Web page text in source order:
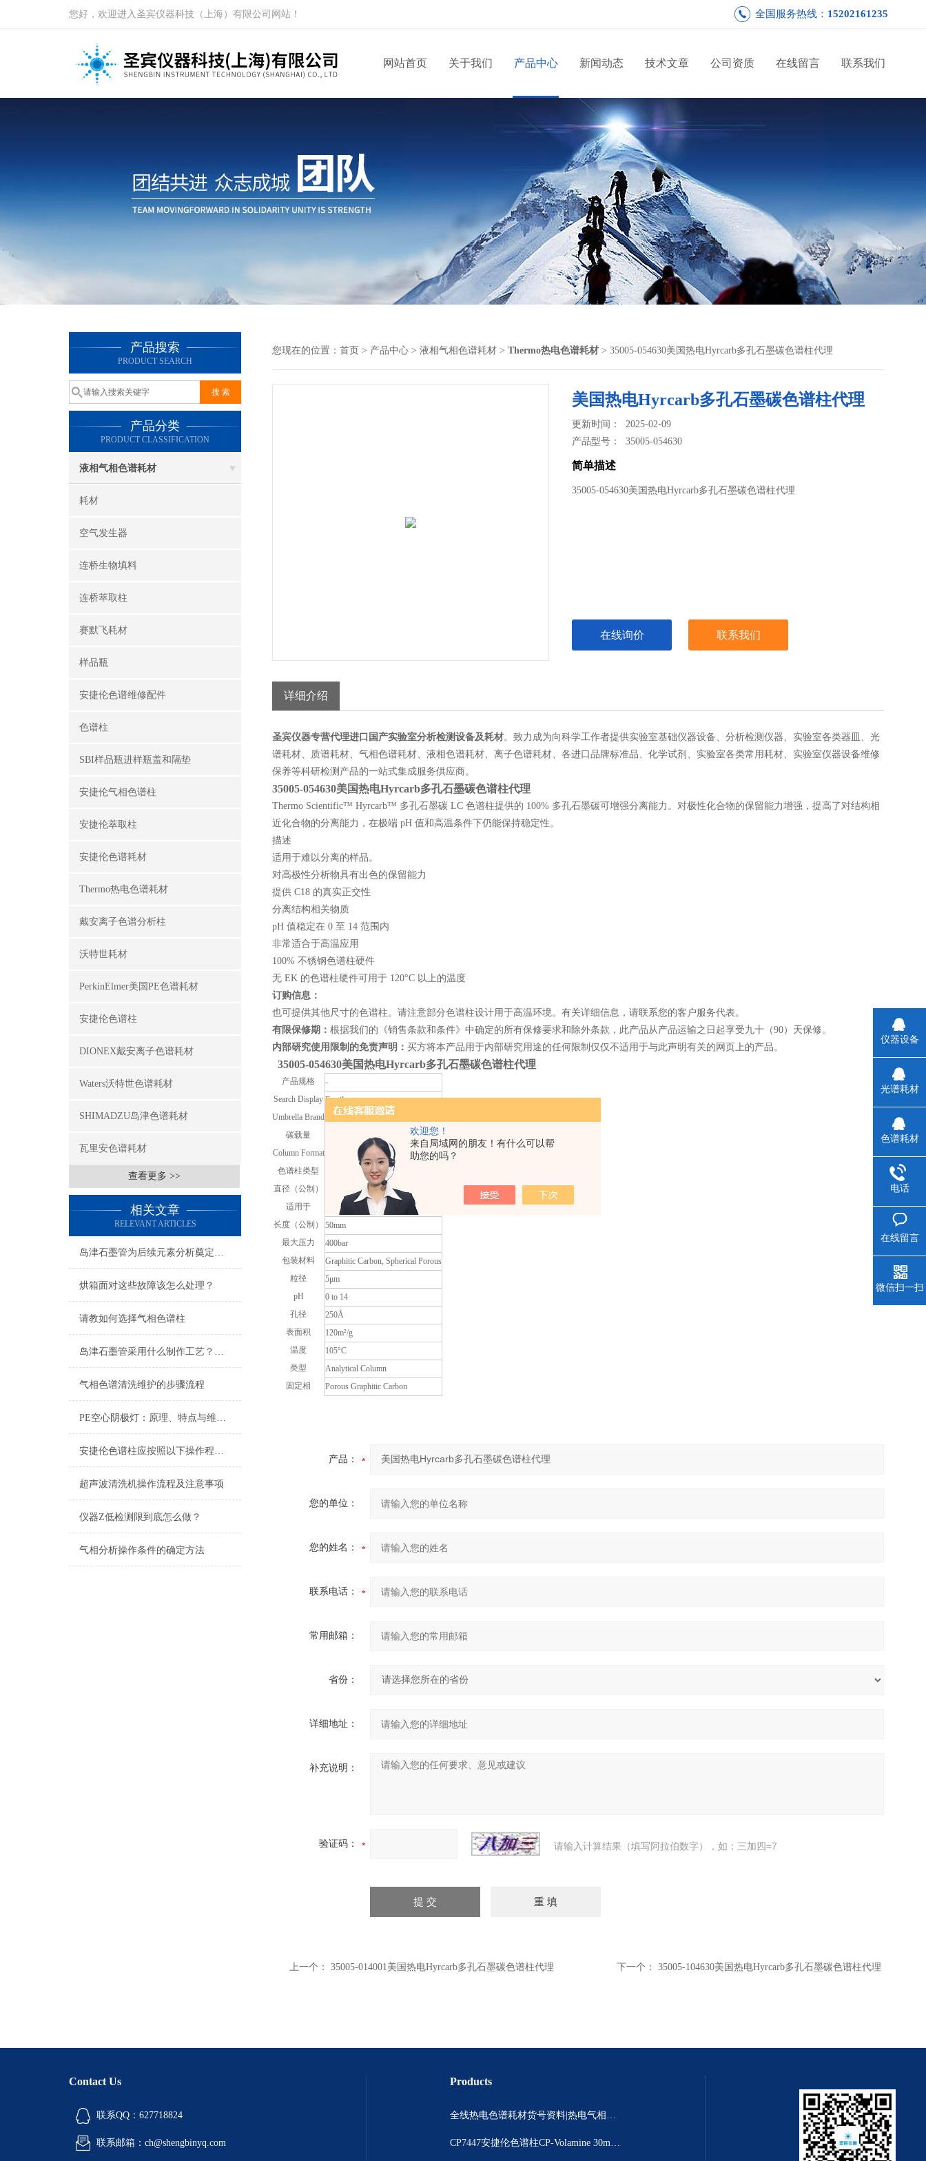
欢迎您！
来自局域网的朋友！有什么可以帮
助您的吗？
您好，欢迎进入圣宾仪器科技（上海）有限公司网站！ 全国服务热线： 15202161235
网站首页 关于我们 产品中心 新闻动态 技术文章 公司资质 在线留言 联系我们
产品搜索
PRODUCT SEARCH
产品分类
PRODUCT CLASSIFICATION
液相气相色谱耗材
耗材
空气发生器
连桥生物填料
连桥萃取柱
赛默飞耗材
样品瓶
安捷伦色谱维修配件
色谱柱
SBI样品瓶进样瓶盖和隔垫
安捷伦气相色谱柱
安捷伦萃取柱
安捷伦色谱耗材
Thermo热电色谱耗材
戴安离子色谱分析柱
沃特世耗材
PerkinElmer美国PE色谱耗材
安捷伦色谱柱
DIONEX戴安离子色谱耗材
Waters沃特世色谱耗材
SHIMADZU岛津色谱耗材
瓦里安色谱耗材
查看更多 >>
相关文章
RELEVANT ARTICLES
岛津石墨管为后续元素分析奠定基础
烘箱面对这些故障该怎么处理？
请教如何选择气相色谱柱
岛津石墨管采用什么制作工艺？一文就可以让你看懂
气相色谱清洗维护的步骤流程
PE空心阴极灯：原理、特点与维护指南
安捷伦色谱柱应按照以下操作程序进行维护
超声波清洗机操作流程及注意事项
仪器Z低检测限到底怎么做？
气相分析操作条件的确定方法
您现在的位置： 首页 > 产品中心 > 液相气相色谱耗材 > Thermo热电色谱耗材 > 35005-054630美国热电Hyrcarb多孔石墨碳色谱柱代理
美国热电Hyrcarb多孔石墨碳色谱柱代理
更新时间： 2025-02-09
产品型号：35005-054630
简单描述
35005-054630美国热电Hyrcarb多孔石墨碳色谱柱代理
在线询价 联系我们
详细介绍
圣宾仪器专营代理进口国产实验室分析检测设备及耗材。 致力 成为向科学工作者提供实验室基础仪器设备、 分析检测 仪器、实验室各类器皿 、 光
谱耗材、 质谱耗材、 气相色谱耗材、 液相色谱耗材、 离子色谱耗材、各进口品牌标准品、化学试剂 、 实验室各类常用耗材、实验室仪器设备维修
保养等科研检测 产品的一站式集成服务供应商。
35005-054630美国热电Hyrcarb多孔石墨碳色谱柱代理
Thermo Scientific™ Hyrcarb™ 多孔石墨碳 LC 色谱柱提供的 100% 多孔石墨碳可增强分离能力。对极性化合物的保留能力增强，提高了对结构相
近化合物的分离能力，在极端 pH 值和高温条件下仍能保持稳定性。
描述
适用于难以分离的样品。
对高极性分析物具有出色的保留能力
提供 C18 的真实正交性
分离结构相关物质
pH 值稳定在 0 至 14 范围内
非常适合于高温应用
100% 不锈钢色谱柱硬件
无 EK 的色谱柱硬件可用于 120°C 以上的温度
订购信息：
也可提供其他尺寸的色谱柱。请注意部分色谱柱设计用于高温环境。有关详细信息，请联系您的客户服务代表。
有限保修期： 根据我们的《销售条款和条件》中确定的所有保修要求和除外条款，此产品从产品运输之日起享受九十（90）天保修。
内部研究使用限制的免责声明： 买方将本产品用于内部研究用途的任何限制仅仅不适用于与此声明有关的网页上的产品。
35005-054630美国热电Hyrcarb多孔石墨碳色谱柱代理
产品规格
-
Search Display Family
Umbrella Brand Thermo Scientific™
碳载量
Column Format
Analytical Column
色谱柱类型
Reversed Phase
直径（公制）
适用于
LC/MS
长度（公制）
50mm
最大压力
400bar
包装材料
Graphitic Carbon, Spherical Porous
粒径
5μm
pH
0 to 14
孔径
250Å
表面积
120m²/g
温度
105°C
类型
Analytical Column
固定相
Porous Graphitic Carbon
产品：
您的单位：
您的姓名：
联系电话：
常用邮箱：
省份：
详细地址：
补充说明：
验证码： 请输入计算结果（填写阿拉伯数字），如：三加四=7
上一个： 35005-014001美国热电Hyrcarb多孔石墨碳色谱柱代理 下一个： 35005-104630美国热电Hyrcarb多孔石墨碳色谱柱代理
Contact Us
联系QQ：627718824
联系邮箱：ch@shengbinyq.com
Products
全线热电色谱耗材货号资料|热电气相色谱耗材货号|热电气相色谱耗材货号总代理
CP7447安捷伦色谱柱CP-Volamine 30m x 0.32mm
仪器设备
光谱耗材
色谱耗材
电话
在线留言
微信扫一扫